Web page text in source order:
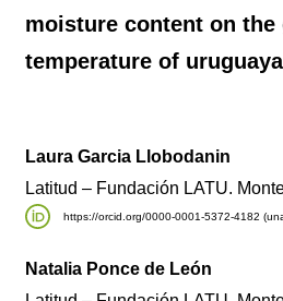
moisture content on
temperature of
Laura Garcia Llobodanin
Latitud – Fundación LATU.
https://orcid.org/0000-0001-5372-4182
Natalia Ponce de León